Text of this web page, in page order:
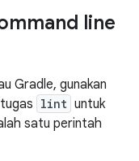
line
Gradle, gunakan
lint untuk
satu perintah